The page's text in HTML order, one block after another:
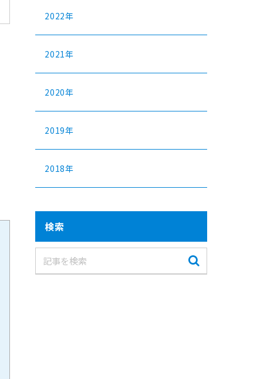
2022年
2021年
2020年
2019年
2018年
検索